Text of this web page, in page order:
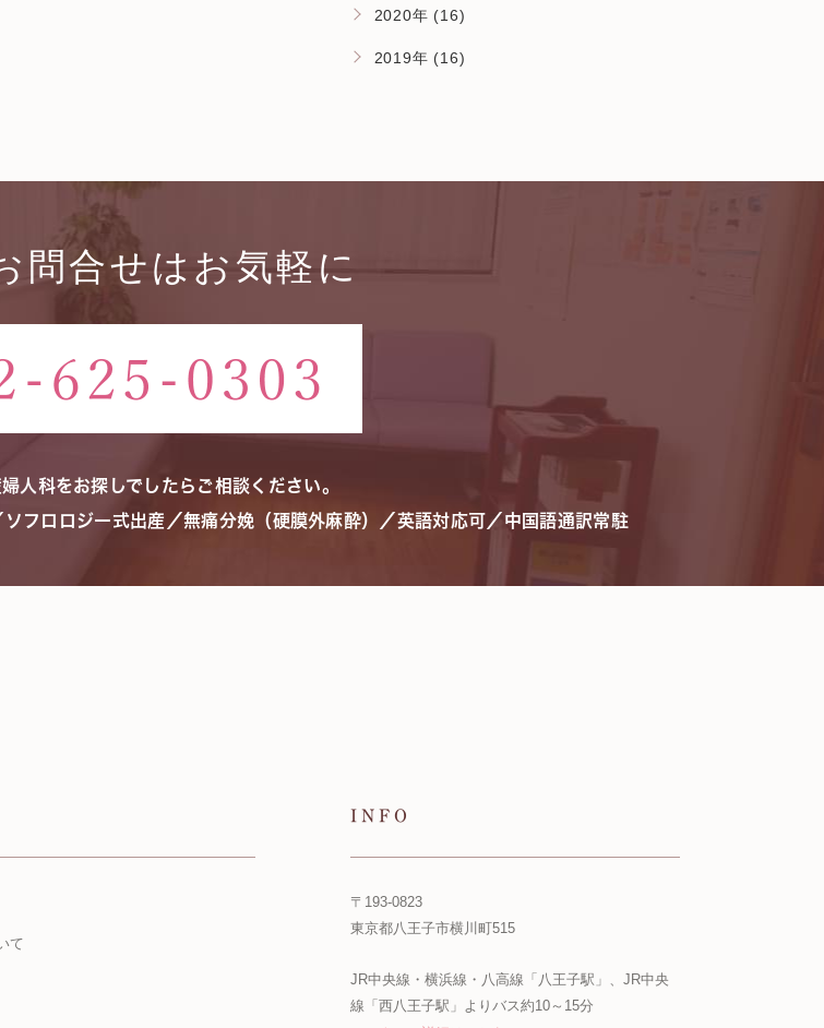
2020年 (16)
2019年 (16)
問合せはお気軽に
人科をお探しでしたらご相談ください。
フロロジー式出産／無痛分娩（硬膜外麻酔）／英語対応可／中国語通訳常駐
て
INFO
〒193-0823
東京都八王子市横川町515
JR中央線・横浜線・八高線「八王子駅」、JR中央
線「西八王子駅」よりバス約10～15分